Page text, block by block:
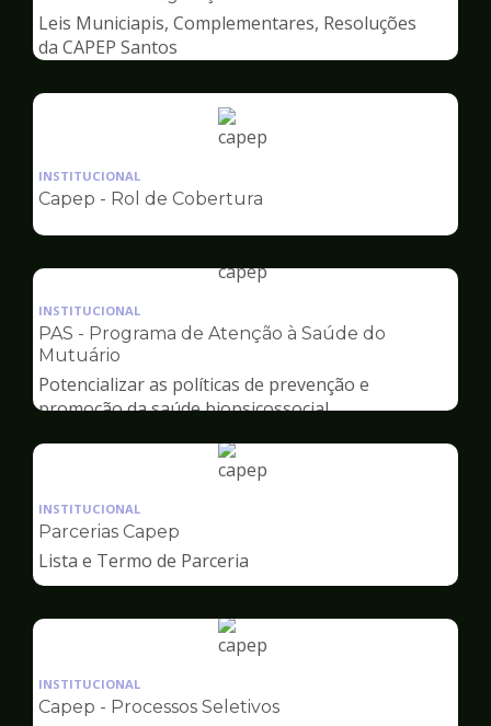
Capep
Leis Municiapis, Complementares, Resoluções
da CAPEP Santos
Ilustração
pagina
Capep
INSTITUCIONAL
Capep - Rol de Cobertura
Ilustração
pagina
Capep
INSTITUCIONAL
PAS - Programa de Atenção à Saúde do
Mutuário
Potencializar as políticas de prevenção e
promoção da saúde biopsicossocial
Ilustração
Capep
INSTITUCIONAL
Parcerias Capep
Lista e Termo de Parceria
Ilustração
pagina
INSTITUCIONAL
Capep - Processos Seletivos